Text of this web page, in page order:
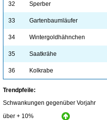
32 Sperber
33 Gartenbaumläufer
34 Wintergoldhähnchen
35 Saatkrähe
36 Kolkrabe
Trendpfeile:
Schwankungen gegenüber Vorjahr
über + 10%